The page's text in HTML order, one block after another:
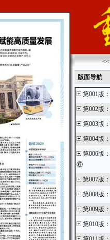
<<
版面导航
第001版 ：
第002版 ：
第003版 ：
第004版 ：
第006版 ：
⑥
第007版 ：
第008版 ：
第009版 ：
第010版 ：